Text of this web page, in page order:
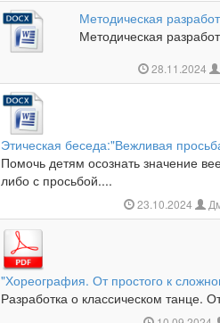
Методическая
Методическая
28.11.2024
Этическая беседа:"Вежливая
Помочь детям осознать значение
либо с просьбой....
23.10.2024
"Хореография. От простого к
Разработка о классическом танце.